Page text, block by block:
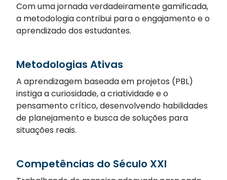
Com uma jornada verdadeiramente gamificada,
a metodologia contribui para o engajamento e o
aprendizado dos estudantes.
Metodologias Ativas
A aprendizagem baseada em projetos (PBL)
instiga a curiosidade, a criatividade e o
pensamento crítico, desenvolvendo habilidades
de planejamento e busca de soluções para
situações reais.
Competências do Século XXI